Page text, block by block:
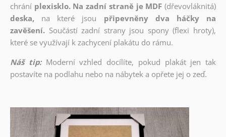
chrání plexisklo. Na zadní straně je MDF (dřevovláknitá)
deska,
na které jsou
připevněny dva háčky na
zavěšení. Součástí zadní strany jsou spony (flexi hroty),
které se využívají k zachycení plakátu do rámu.
Náš tip: Moderní vzhled docílíte, pokud plakát jen tak
postavíte na podlahu nebo na nábytek a opřete jej o zeď.